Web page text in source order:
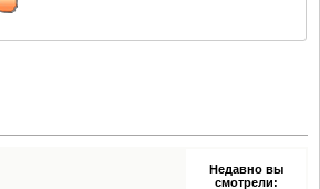
Недавно вы
смотрели: